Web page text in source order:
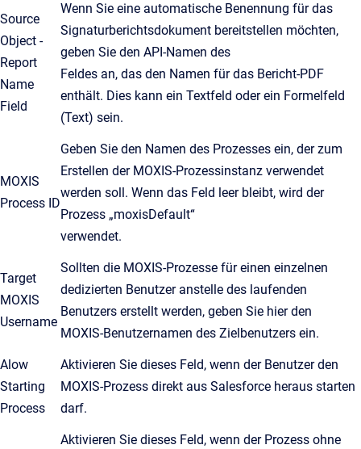
Source
Object -
Report
Name
Field
Wenn Sie eine automatische Benennung für das
Signaturberichtsdokument bereitstellen möchten,
geben Sie den API-Namen des
Feldes an, das den Namen für das Bericht-PDF
enthält. Dies kann ein Textfeld oder ein Formelfeld
(Text) sein.
MOXIS
Process ID
Geben Sie den Namen des Prozesses ein, der zum
Erstellen der MOXIS-Prozessinstanz verwendet
werden soll. Wenn das Feld leer bleibt, wird der
Prozess „moxisDefault“
verwendet.
Target
MOXIS
Username
Sollten die MOXIS-Prozesse für einen einzelnen
dedizierten Benutzer anstelle des laufenden
Benutzers erstellt werden, geben Sie hier den
MOXIS-Benutzernamen des Zielbenutzers ein.
Alow
Starting
Process
Aktivieren Sie dieses Feld, wenn der Benutzer den
MOXIS-Prozess direkt aus Salesforce heraus starten
darf.
Aktivieren Sie dieses Feld, wenn der Prozess ohne